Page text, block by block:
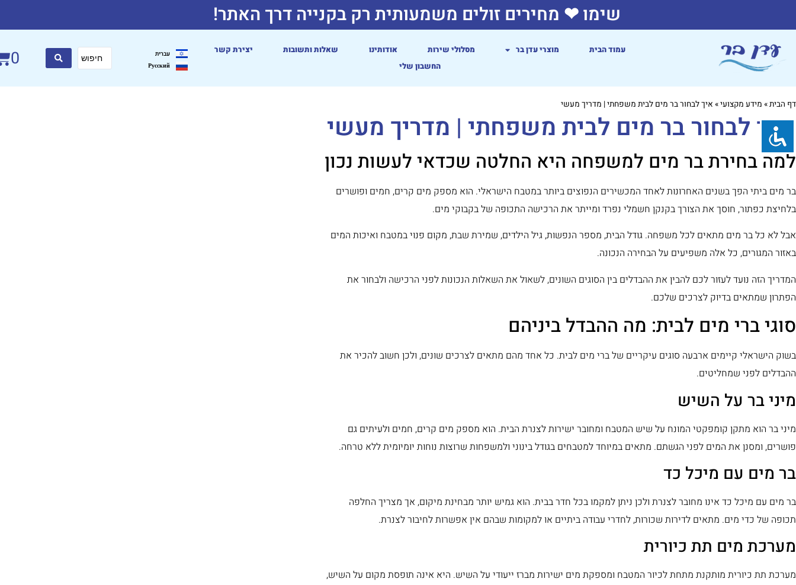
שימו ❤ מחירים זולים משמעותית רק בקנייה דרך האתר!
עמוד הבית מוצרי עדן בר מסלולי שירות אודותינו שאלות ותשובות
יצירת קשר
החשבון שלי
עברית
Русский
0
דף הבית» מידע מקצועי» איך לבחור בר מים לבית משפחתי | מדריך מעשי
איך לבחור בר מים לבית משפחתי | מדריך מעשי
למה בחירת בר מים למשפחה היא החלטה שכדאי לעשות נכון
בר מים ביתי הפך בשנים האחרונות לאחד המכשירים הנפוצים ביותר במטבח הישראלי. הוא מספק מים קרים, חמים ופושרים
בלחיצת כפתור, חוסך את הצורך בקנקן חשמלי נפרד ומייתר את הרכישה התכופה של בקבוקי מים.
אבל לא כל בר מים מתאים לכל משפחה. גודל הבית, מספר הנפשות, גיל הילדים, שמירת שבת, מקום פנוי במטבח ואיכות המים
באזור המגורים, כל אלה משפיעים על הבחירה הנכונה.
המדריך הזה נועד לעזור לכם להבין את ההבדלים בין הסוגים השונים, לשאול את השאלות הנכונות לפני הרכישה ולבחור את
הפתרון שמתאים בדיוק לצרכים שלכם.
סוגי ברי מים לבית: מה ההבדל ביניהם
בשוק הישראלי קיימים ארבעה סוגים עיקריים של ברי מים לבית. כל אחד מהם מתאים לצרכים שונים, ולכן חשוב להכיר את
ההבדלים לפני שמחליטים.
מיני בר על השיש
מיני בר הוא מתקן קומפקטי המונח על שיש המטבח ומחובר ישירות לצנרת הבית. הוא מספק מים קרים, חמים ולעיתים גם
פושרים, ומסנן את המים לפני הגשתם. מתאים במיוחד למטבחים בגודל בינוני ולמשפחות שרוצות נוחות יומיומית ללא טרחה.
בר מים עם מיכל כד
בר מים עם מיכל כד אינו מחובר לצנרת ולכן ניתן למקמו בכל חדר בבית. הוא גמיש יותר מבחינת מיקום, אך מצריך החלפה
תכופה של כדי מים. מתאים לדירות שכורות, לחדרי עבודה ביתיים או למקומות שבהם אין אפשרות לחיבור לצנרת.
מערכת מים תת כיורית
מערכת תת כיורית מותקנת מתחת לכיור המטבח ומספקת מים ישירות מברז ייעודי על השיש. היא אינה תופסת מקום על השיש,